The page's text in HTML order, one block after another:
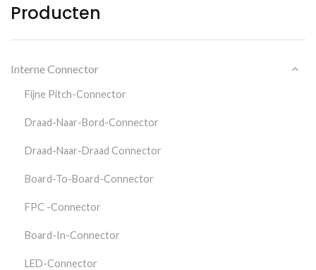
Producten
Interne Connector
Fijne Pitch-Connector
Draad-Naar-Bord-Connector
Draad-Naar-Draad Connector
Board-To-Board-Connector
FPC -connector
Board-In-Connector
LED-Connector